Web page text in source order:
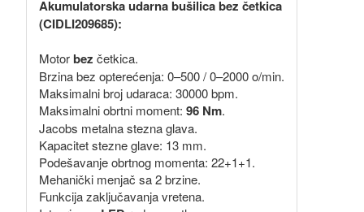
Akumulatorska udarna bušilica bez četkica
(CIDLI209685):
Motorbez četkica.
Brzina bez opterećenja: 0–500 / 0–2000 o/min.
Maksimalni broj udaraca: 30000 bpm.
Maksimalni obrtni moment: 96 Nm.
Jacobs metalna stezna glava.
Kapacitet stezne glave: 13 mm.
Podešavanje obrtnog momenta: 22+1+1.
Mehanički menjač sa 2 brzine.
Funkcija zaključavanja vretena.